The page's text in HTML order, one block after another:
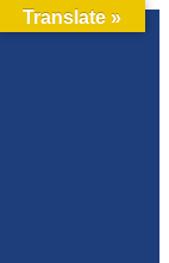
Translate »